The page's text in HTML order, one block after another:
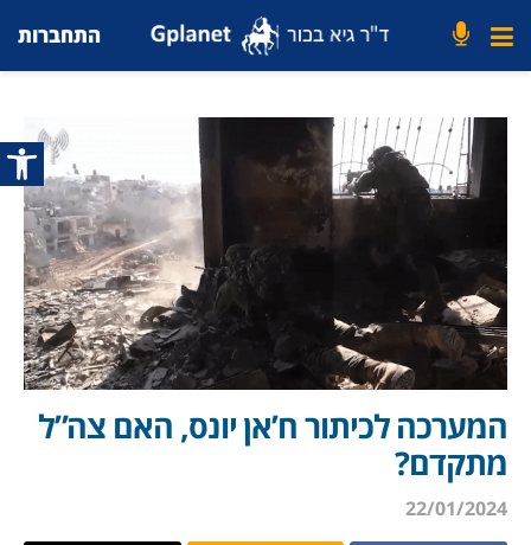
פתח
התחברות
המערכה לכיתור ח’אן יונס, האם צה”ל
מתקדם?
22/01/2024